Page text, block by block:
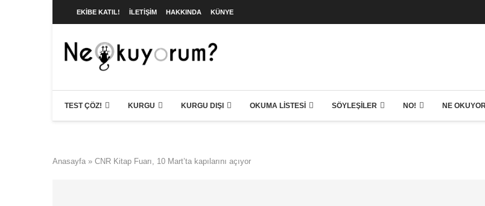
EKIBE KATIL! İLETIŞIM HAKKINDA KÜNYE
TEST ÇÖZ! KURGU KURGU DIŞI OKUMA LISTESI SÖYLEŞILER NO! NE
Anasayfa » CNR Kitap Fuarı, 10 Mart’ta kapılarını açıyor